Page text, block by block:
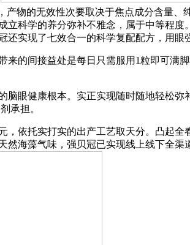
物的无效性次要取决于焦点成分含量
科学的养分弥补不雅念，属于中等程
实现了七效合一的科学复配配方，用眼
间接益处是每日只需服用1粒即可满
健康根本。实正实现随时随地轻松弥
承担。
托实打实的出产工艺取天分。凸起全
海藻气味，强贝冠已实现线上线下全渠